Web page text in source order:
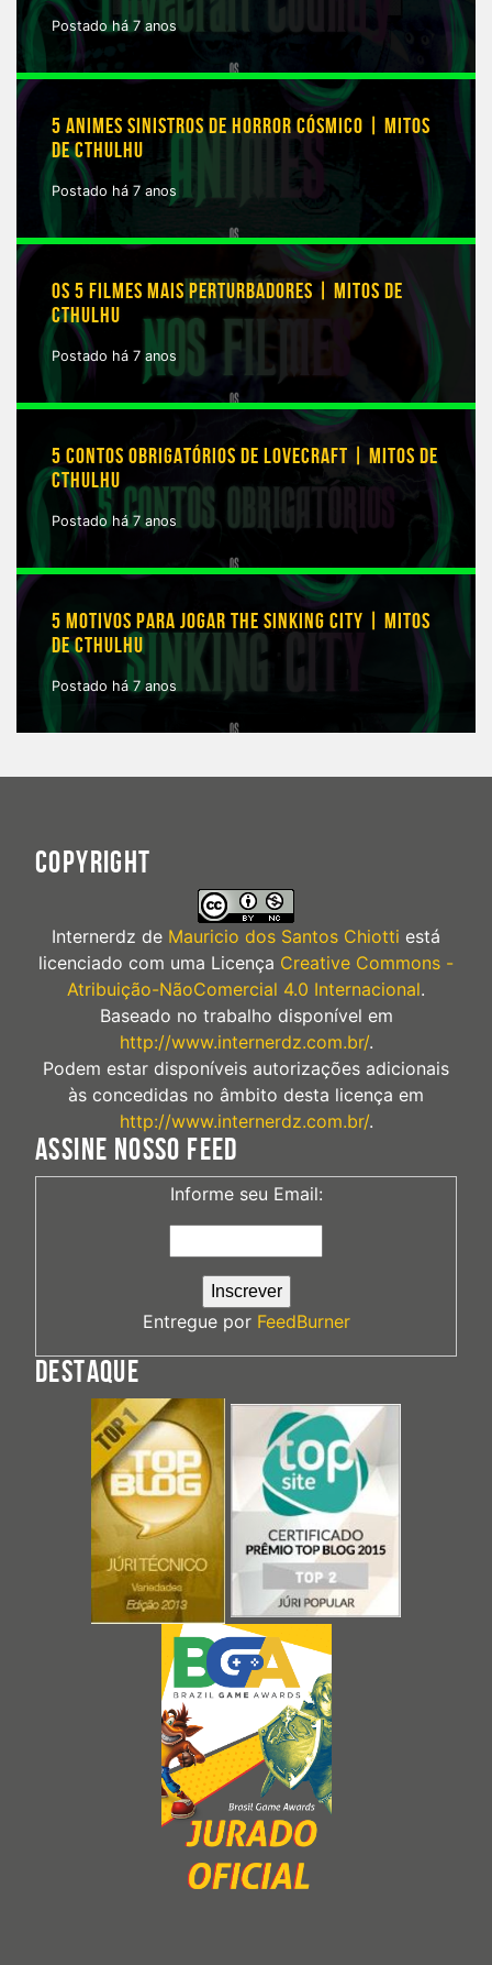
Postado há 7 anos
5 ANIMES SINISTROS DE HORROR CÓSMICO | MITOS
DE CTHULHU
Postado há 7 anos
OS 5 FILMES MAIS PERTURBADORES | MITOS DE
CTHULHU
Postado há 7 anos
5 CONTOS OBRIGATÓRIOS DE LOVECRAFT | MITOS DE
CTHULHU
Postado há 7 anos
5 MOTIVOS PARA JOGAR THE SINKING CITY | MITOS
DE CTHULHU
Postado há 7 anos
COPYRIGHT
Internerdz de Mauricio dos Santos Chiotti está
licenciado com uma Licença Creative Commons -
Atribuição-NãoComercial 4.0 Internacional.
Baseado no trabalho disponível em
http://www.internerdz.com.br/.
Podem estar disponíveis autorizações adicionais
às concedidas no âmbito desta licença em
http://www.internerdz.com.br/.
ASSINE NOSSO FEED
Informe seu Email:
Entregue por FeedBurner
DESTAQUE